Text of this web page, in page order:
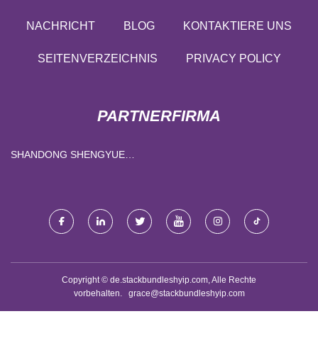
NACHRICHT BLOG KONTAKTIERE UNS
SEITENVERZEICHNIS PRIVACY POLICY
PARTNERFIRMA
SHANDONG SHENGYUE
Copyright © de.stackbundleshyip.com, Alle Rechte
vorbehalten. grace@stackbundleshyip.com